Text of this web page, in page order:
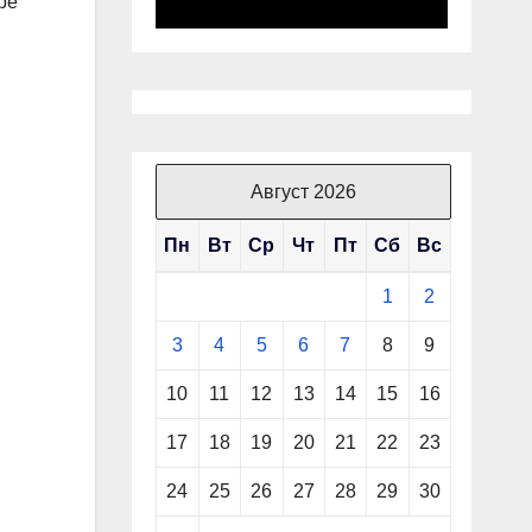
Август 2026
Пн Вт Ср Чт Пт Сб Вс
1 2
3 4 5 6 7 8 9
10 11 12 13 14 15 16
17 18 19 20 21 22 23
24 25 26 27 28 29 30